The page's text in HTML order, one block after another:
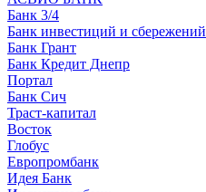
Банк 3/4
Банк инвестиций и сбережений
Банк Грант
Банк Кредит Днепр
Портал
Банк Сич
Траст-капитал
Восток
Глобус
Европромбанк
Идея Банк